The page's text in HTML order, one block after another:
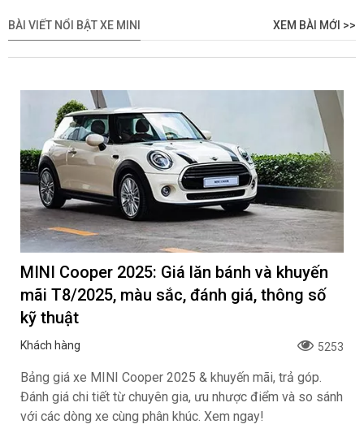
BÀI VIẾT NỔI BẬT XE MINI XEM BÀI MỚI >>
MINI Cooper 2025: Giá lăn bánh và khuyến
mãi T8/2025, màu sắc, đánh giá, thông số
kỹ thuật
Khách hàng 5253
Bảng giá xe MINI Cooper 2025 & khuyến mãi, trả góp.
Đánh giá chi tiết từ chuyên gia, ưu nhược điểm và so sánh
với các dòng xe cùng phân khúc. Xem ngay!